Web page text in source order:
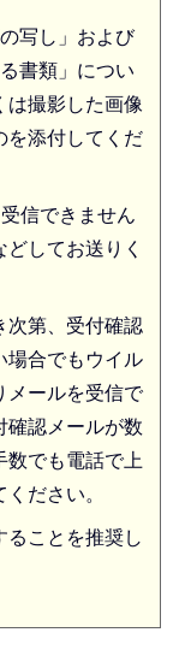
写し」および
書類」につい
は撮影した画像
を添付してくだ
信できません
してお送りく
次第、受付確認
場合でもウイル
メールを受信で
確認メールが数
数でも電話で上
ださい。
ることを推奨し